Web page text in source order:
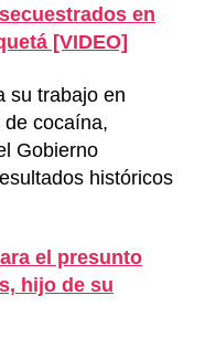
en
[VIDEO]
su trabajo en
cocaína,
Gobierno
históricos
el presunto
hijo de su